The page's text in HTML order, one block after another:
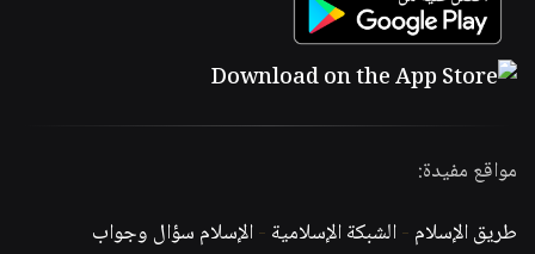
مواقع مفيدة:
طريق الإسلام -الشبكة الإسلامية -الإسلام سؤال وجواب